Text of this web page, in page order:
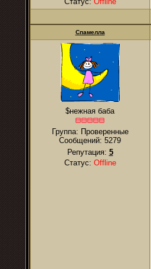
Спамелла
$нежная баба
Группа: Проверенные
Сообщений: 5279
Репутация: 5
Статус: Offline